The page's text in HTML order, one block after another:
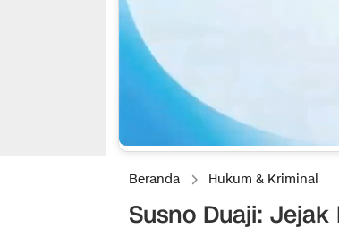
Beranda Hukum & Kriminal
Susno Duaji: